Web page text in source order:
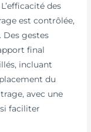
des
est contrôlée,
Des gestes
final
incluant
du
avec une
faciliter